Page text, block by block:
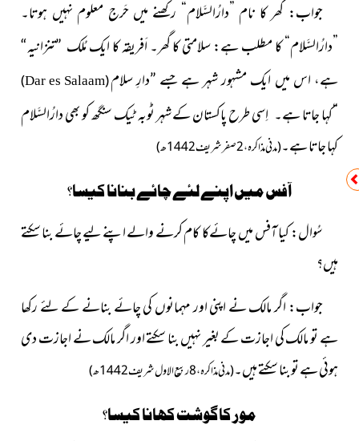
جواب: گھر کا نام ”دارُالسَّلام“ رکھنے میں حَرج معلوم نہیں ہوتا۔
”دارُالسَّلام“ کا مطلب ہے: سلامتی کا گھر۔ اَفریقہ کا ایکمُلک ”تنزانیہ“
ہے، اس میں ایک مشہور شہر ہے جسے ”دارِ سلام(
Dar es Salaam
)
“کہا جاتا ہے۔ اِسی طرح پاکستان کے شہر ٹوبہ ٹیک سنگھ کو بھی دارُالسَّلام
کہا جاتا ہے۔(مدنی مذاکرہ، 2صفر شریف 1442ھ)
آفس میں اپنے لئے چائے بنانا کیسا؟
سُوال: کیا آفس میں چائےکا کام کرنے والے اپنے لیے چائے بنا سکتے
ہیں؟
جواب: اگر مالک نے اپنی اور مہمانوں کی چائے بنانے کے لئے رکھا
ہے تو مالک کی اجازت کے بغیر نہیں بنا سکتے اور اگر مالک نے اجازت دی
ہوئی ہے تو بنا سکتے ہیں۔(مدنی مذاکرہ، 8ربیع الاول شریف 1442ھ)
مور کا گوشت کھانا کیسا؟